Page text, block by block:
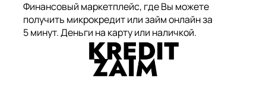
Финансовый маркетплейс, где Вы можете
получить микрокредит или займ онлайн за
5 минут. Деньги на карту или наличкой.